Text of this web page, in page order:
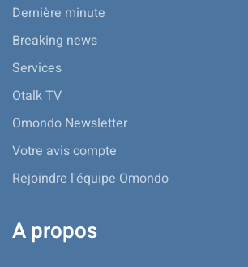
Dernière minute
Breaking news
Services
Otalk TV
Omondo Newsletter
Votre avis compte
Rejoindre l'équipe Omondo
A propos